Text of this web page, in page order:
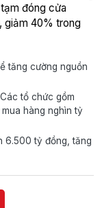
đóng cửa
giảm 40% trong
tăng cường nguồn
tổ chức gồm
hàng nghìn tỷ
6.500 tỷ đồng, tăng